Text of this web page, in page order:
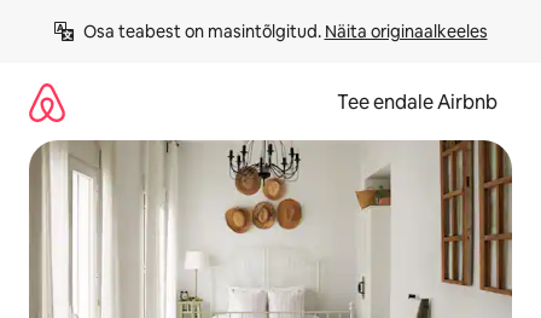
Osa teabest on masintõlgitud. Näita originaalkeeles
Tee endale Airbnb